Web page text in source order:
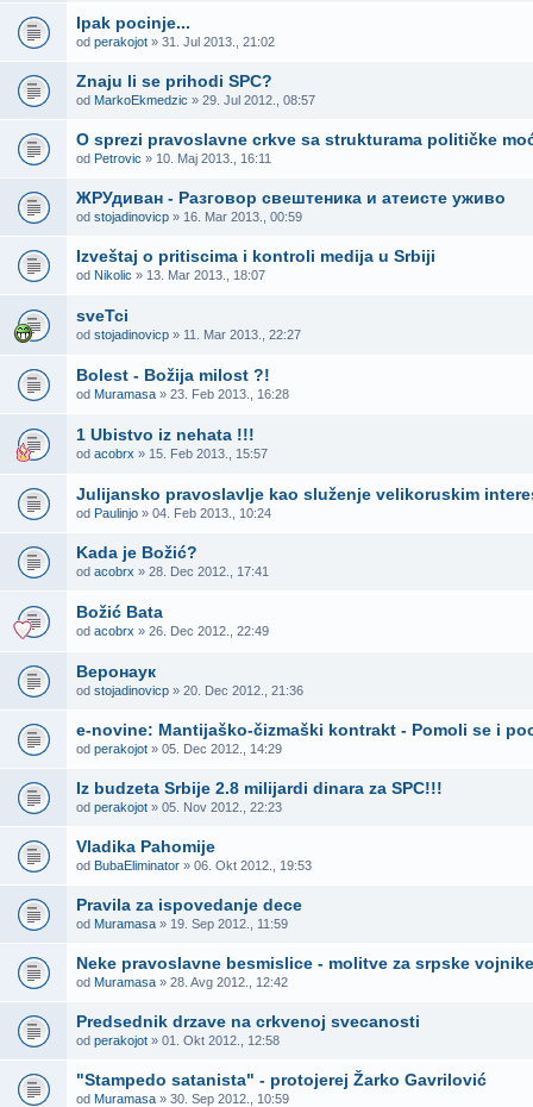
Ipak pocinje...
od perakojot » 31. Jul 2013., 21:02
Znaju li se prihodi SPC?
od MarkoEkmedzic » 29. Jul 2012., 08:57
O sprezi pravoslavne crkve sa strukturama političke
od Petrovic » 10. Maj 2013., 16:11
ЖРУдиван - Разговор свештеника и атеисте уживо
od stojadinovicp » 16. Mar 2013., 00:59
Izveštaj o pritiscima i kontroli medija u Srbiji
od Nikolic » 13. Mar 2013., 18:07
sveTci
od stojadinovicp » 11. Mar 2013., 22:27
Bolest - Božija milost ?!
od Muramasa » 23. Feb 2013., 16:28
1 Ubistvo iz nehata !!!
od acobrx » 15. Feb 2013., 15:57
Julijansko pravoslavlje kao služenje velikoruskim
od Paulinjo » 04. Feb 2013., 10:24
Kada je Božić?
od acobrx » 28. Dec 2012., 17:41
Božić Bata
od acobrx » 26. Dec 2012., 22:49
Веронаук
od stojadinovicp » 20. Dec 2012., 21:36
e-novine: Mantijaško-čizmaški kontrakt - Pomoli se i
od perakojot » 05. Dec 2012., 14:29
Iz budzeta Srbije 2.8 milijardi dinara za SPC!!!
od perakojot » 05. Nov 2012., 22:23
Vladika Pahomije
od BubaEliminator » 06. Okt 2012., 19:53
Pravila za ispovedanje dece
od Muramasa » 19. Sep 2012., 11:59
Neke pravoslavne besmislice - molitve za srpske vojnike
od Muramasa » 28. Avg 2012., 12:42
Predsednik drzave na crkvenoj svecanosti
od perakojot » 01. Okt 2012., 12:58
"Stampedo satanista" - protojerej Žarko Gavrilović
od Muramasa » 30. Sep 2012., 10:59